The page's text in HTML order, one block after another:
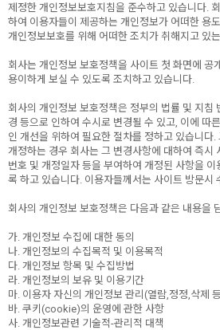
제정한 개인정보보호지침을 준수하고 있습니다.
하여 이용자들이 제공하는 개인정보가 어떠한 용
개인정보보호를 위해 어떠한 조치가 취해지고 있
회사는 개인정보 보호정책을 사이트 첫 화면에 공
용이하게 보실 수 있도록 조치하고 있습니다.
회사의 개인정보 보호정책은 정부의 법률 및 지침
경 등으로 인하여 수시로 변경될 수 있고, 이에 따
인 개선을 위하여 필요한 절차를 정하고 있습니다
개정하는 경우 회사는 그 변경사항에 대하여 즉시
번호 및 개정일자 등을 부여하여 개정된 사항을
록 하고 있습니다. 이용자들께서는 사이트 방문시
회사의 개인정보 보호정책은 다음과 같은 내용을
가. 개인정보 수집에 대한 동의
나. 개인정보의 수집목적 및 이용목적
다. 개인정보 항목 및 수집방법
라. 개인정보의 보유 및 이용기간
마. 이용자 자신의 개인정보 관리(열람,정정,삭제
바. 쿠키(cookie)의 운영에 관한 사항
사. 개인정보관련 기술적-관리적 대책